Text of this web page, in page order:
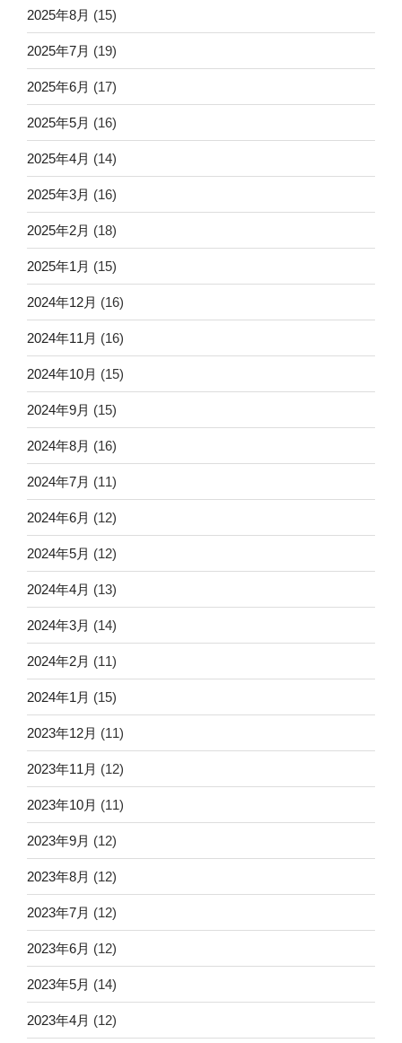
2025年8月 (15)
2025年7月 (19)
2025年6月 (17)
2025年5月 (16)
2025年4月 (14)
2025年3月 (16)
2025年2月 (18)
2025年1月 (15)
2024年12月 (16)
2024年11月 (16)
2024年10月 (15)
2024年9月 (15)
2024年8月 (16)
2024年7月 (11)
2024年6月 (12)
2024年5月 (12)
2024年4月 (13)
2024年3月 (14)
2024年2月 (11)
2024年1月 (15)
2023年12月 (11)
2023年11月 (12)
2023年10月 (11)
2023年9月 (12)
2023年8月 (12)
2023年7月 (12)
2023年6月 (12)
2023年5月 (14)
2023年4月 (12)